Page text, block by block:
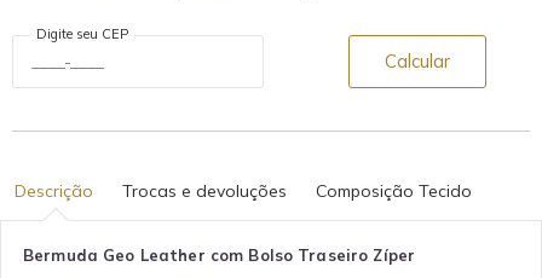
Digite seu CEP
Calcular
Descrição Trocas e devoluções Composição Tecido
Bermuda Geo Leather com Bolso Traseiro Zíper